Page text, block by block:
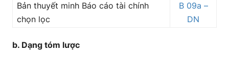
Bản thuyết minh Báo cáo tài chính
chọn lọc
B 09a –
DN
b. Dạng tóm lược